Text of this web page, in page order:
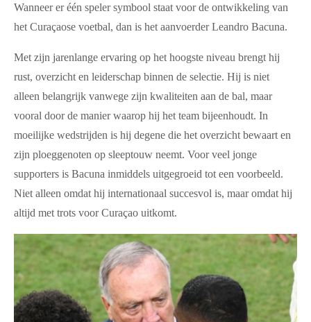
Wanneer er één speler symbool staat voor de ontwikkeling van
het Curaçaose voetbal, dan is het aanvoerder Leandro Bacuna.
Met zijn jarenlange ervaring op het hoogste niveau brengt hij
rust, overzicht en leiderschap binnen de selectie. Hij is niet
alleen belangrijk vanwege zijn kwaliteiten aan de bal, maar
vooral door de manier waarop hij het team bijeenhoudt. In
moeilijke wedstrijden is hij degene die het overzicht bewaart en
zijn ploeggenoten op sleeptouw neemt. Voor veel jonge
supporters is Bacuna inmiddels uitgegroeid tot een voorbeeld.
Niet alleen omdat hij internationaal succesvol is, maar omdat hij
altijd met trots voor Curaçao uitkomt.